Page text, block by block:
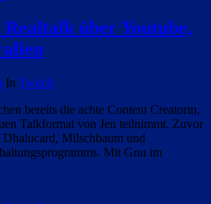
über Youtube,
In Twitch
bereits die achte Content Creatorin,
Talkformat von Jen teilnimmt. Zuvor
Milschbaum und
Mit Gnu im